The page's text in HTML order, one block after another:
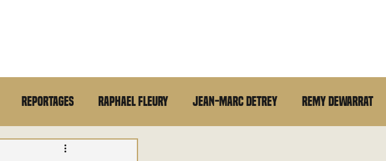
Reportages Raphael Fleury Jean-Marc Detrey Remy Dewarrat